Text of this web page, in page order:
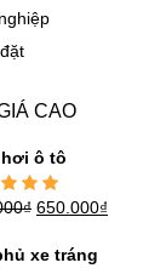
CAO
ô tô
₫ 650.000₫
xe tráng